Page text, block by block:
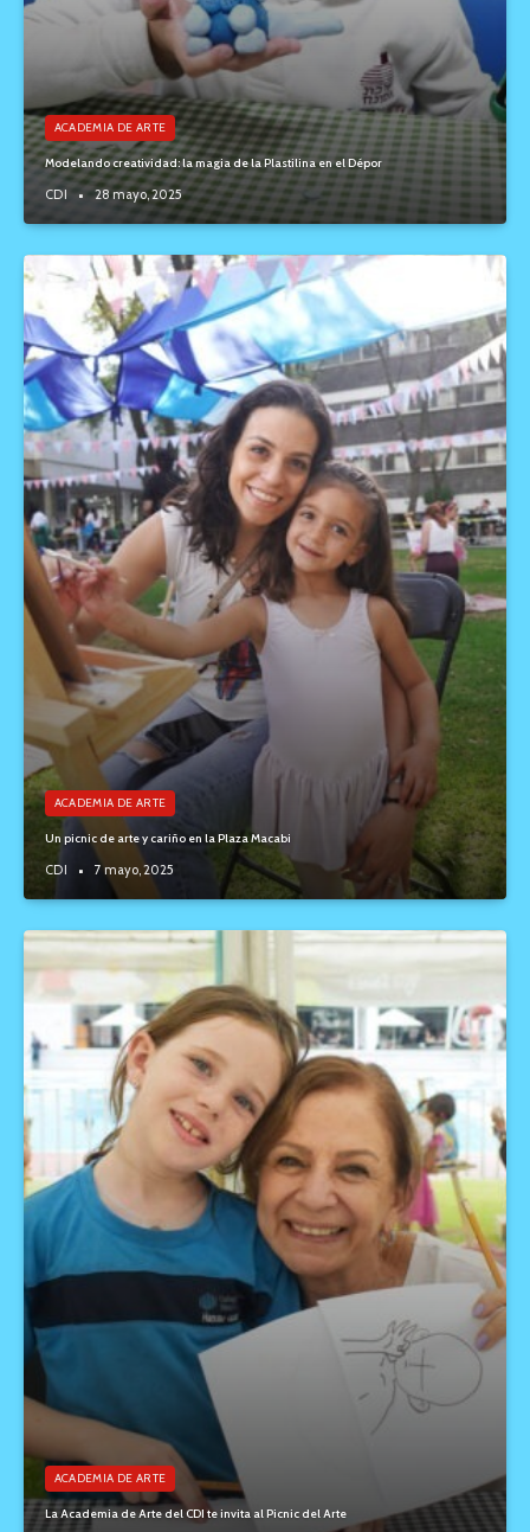
ACADEMIA DE ARTE
Modelando creatividad: la magia de la Plastilina en el Dépor
CDI 28 mayo, 2025
ACADEMIA DE ARTE
Un picnic de arte y cariño en la Plaza Macabi
CDI 7 mayo, 2025
ACADEMIA DE ARTE
La Academia de Arte del CDI te invita al Picnic del Arte